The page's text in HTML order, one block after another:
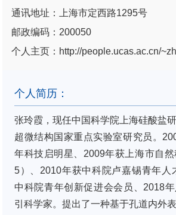
通讯地址：上海市定西路1295号
邮政编码：200050
个人主页：http://people.ucas.ac.cn/
个人简历：
张玲霞，现任中国科学院上海硅酸盐
超微结构国家重点实验室研究员。
年科技启明星、2009年获上海市自
5）、2010年获中科院卢嘉锡青年人
中科院青年创新促进会会员、2018
引科学家。提出了一种基于孔道内外